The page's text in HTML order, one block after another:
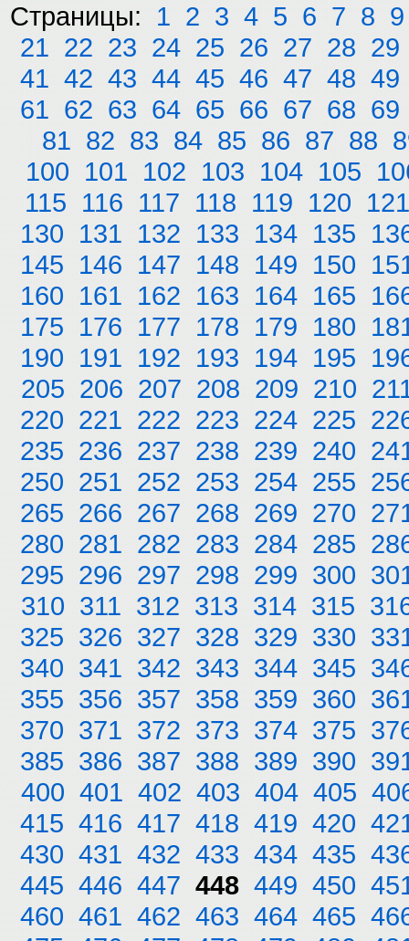
Страницы: 1 2 3 4 5 6 7 8 9
21 22 23 24 25 26 27 28 29
41 42 43 44 45 46 47 48 49
61 62 63 64 65 66 67 68 69
81 82 83 84 85 86 87 88
100 101 102 103 104 105
115 116 117 118 119 120 121
130 131 132 133 134 135
145 146 147 148 149 150
160 161 162 163 164 165
175 176 177 178 179 180
190 191 192 193 194 195
205 206 207 208 209 210
220 221 222 223 224 225
235 236 237 238 239 240
250 251 252 253 254 255
265 266 267 268 269 270
280 281 282 283 284 285
295 296 297 298 299 300
310 311 312 313 314 315
325 326 327 328 329 330
340 341 342 343 344 345
355 356 357 358 359 360
370 371 372 373 374 375
385 386 387 388 389 390
400 401 402 403 404 405
415 416 417 418 419 420
430 431 432 433 434 435
445 446 447 448 449 450
460 461 462 463 464 465